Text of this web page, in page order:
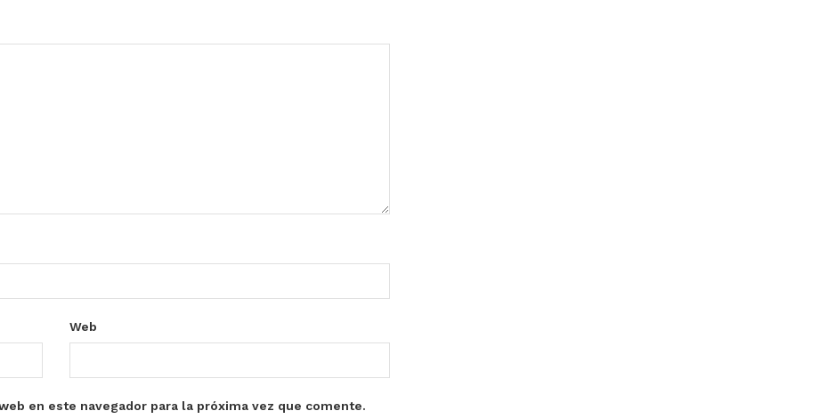
Web
en este navegador para la próxima vez que comente.